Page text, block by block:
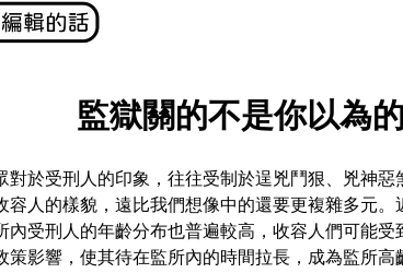
監獄關的不是你以為
對於受刑人的印象，往往受制於逞兇鬥狠、兇神
容人的樣貌，遠比我們想像中的還要更複雜多元。
內受刑人的年齡分布也普遍較高，收容人們可能受
策影響，使其待在監所內的時間拉長，成為監所